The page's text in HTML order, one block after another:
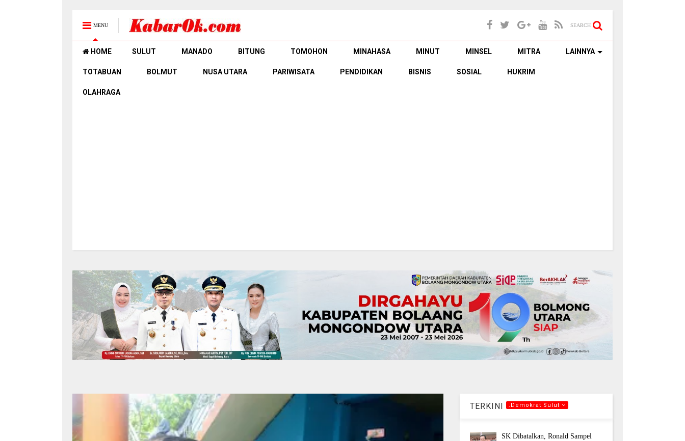
MENU SEARCH
HOME SULUT MANADO BITUNG TOMOHON MINAHASA MINUT MINSEL MITRA LAINNYA
TOTABUAN BOLMUT NUSA UTARA PARIWISATA PENDIDIKAN BISNIS SOSIAL HUKRIM
OLAHRAGA
TERKINI .Demokrat Sulut
SK Dibatalkan, Ronald Sampel